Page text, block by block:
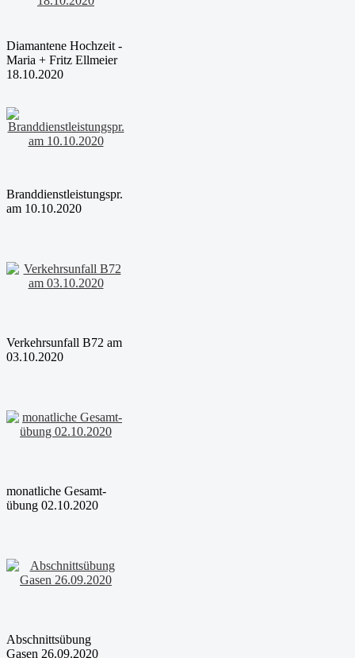
Diamantene Hochzeit -
Maria + Fritz Ellmeier
18.10.2020
Branddienstleistungspr.
am 10.10.2020
Verkehrsunfall B72 am
03.10.2020
monatliche Gesamt-
übung 02.10.2020
Abschnittsübung
Gasen 26.09.2020